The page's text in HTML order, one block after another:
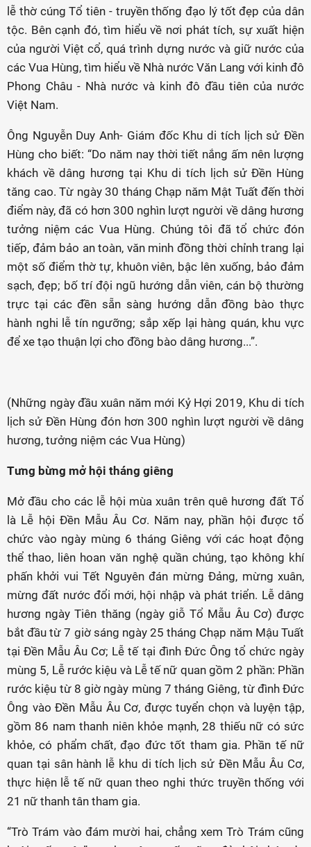
lễ thờ cúng Tổ tiên - truyền thống đạo lý tốt đẹp của dân
tộc. Bên cạnh đó, tìm hiểu về nơi phát tích, sự xuất hiện
của người Việt cổ, quá trình dựng nước và giữ nước của
các Vua Hùng, tìm hiểu về Nhà nước Văn Lang với kinh đô
Phong Châu - Nhà nước và kinh đô đầu tiên của nước
Việt Nam.
Ông Nguyễn Duy Anh- Giám đốc Khu di tích lịch sử Đền
Hùng cho biết: “Do năm nay thời tiết nắng ấm nên lượng
khách về dâng hương tại Khu di tích lịch sử Đền Hùng
tăng cao. Từ ngày 30 tháng Chạp năm Mật Tuất đến thời
điểm này, đã có hơn 300 nghìn lượt người về dâng hương
tưởng niệm các Vua Hùng. Chúng tôi đã tổ chức đón
tiếp, đảm bảo an toàn, văn minh đồng thời chỉnh trang lại
một số điểm thờ tự, khuôn viên, bậc lên xuống, bảo đảm
sạch, đẹp; bố trí đội ngũ hướng dẫn viên, cán bộ thường
trực tại các đền sẵn sàng hướng dẫn đồng bào thực
hành nghi lễ tín ngưỡng; sắp xếp lại hàng quán, khu vực
để xe tạo thuận lợi cho đồng bào dâng hương...”.
(Những ngày đầu xuân năm mới Kỷ Hợi 2019, Khu di tích
lịch sử Đền Hùng đón hơn 300 nghìn lượt người về dâng
hương, tưởng niệm các Vua Hùng)
Tưng bừng mở hội tháng giêng
Mở đầu cho các lễ hội mùa xuân trên quê hương đất Tổ
là Lễ hội Đền Mẫu Âu Cơ. Năm nay, phần hội được tổ
chức vào ngày mùng 6 tháng Giêng với các hoạt động
thể thao, liên hoan văn nghệ quần chúng, tạo không khí
phấn khởi vui Tết Nguyên đán mừng Đảng, mừng xuân,
mừng đất nước đổi mới, hội nhập và phát triển. Lễ dâng
hương ngày Tiên thăng (ngày giỗ Tổ Mẫu Âu Cơ) được
bắt đầu từ 7 giờ sáng ngày 25 tháng Chạp năm Mậu Tuất
tại Đền Mẫu Âu Cơ; Lễ tế tại đình Đức Ông tổ chức ngày
mùng 5, Lễ rước kiệu và Lễ tế nữ quan gồm 2 phần: Phần
rước kiệu từ 8 giờ ngày mùng 7 tháng Giêng, từ đình Đức
Ông vào Đền Mẫu Âu Cơ, được tuyển chọn và luyện tập,
gồm 86 nam thanh niên khỏe mạnh, 28 thiếu nữ có sức
khỏe, có phẩm chất, đạo đức tốt tham gia. Phần tế nữ
quan tại sân hành lễ khu di tích lịch sử Đền Mẫu Âu Cơ,
thực hiện lễ tế nữ quan theo nghi thức truyền thống với
21 nữ thanh tân tham gia.
“Trò Trám vào đám mười hai, chẳng xem Trò Trám cũng